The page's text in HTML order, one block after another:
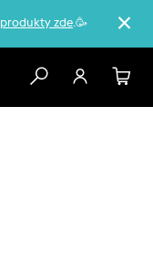
produkty zde.🥳